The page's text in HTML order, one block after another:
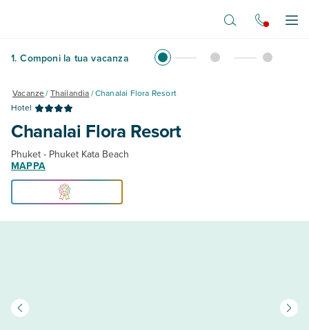
1. Componi la tua vacanza
Vacanze/Thailandia/Chanalai Flora Resort
Hotel
Chanalai Flora Resort
Phuket - Phuket Kata Beach
MAPPA